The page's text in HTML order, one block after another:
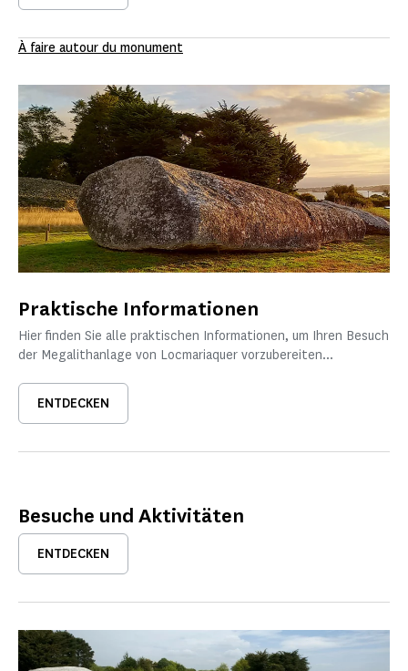
À faire autour du monument
Praktische Informationen
Hier finden Sie alle praktischen Informationen, um Ihren Besuch
der Megalithanlage von Locmariaquer vorzubereiten...
ENTDECKEN
Besuche und Aktivitäten
ENTDECKEN